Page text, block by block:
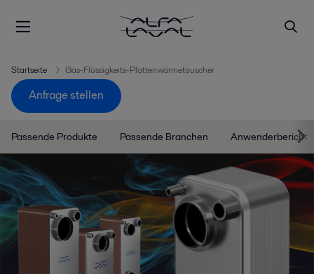
Startseite Gas-Flüssigkeits-Plattenwärmetauscher
Anfrage stellen
Passende Produkte Passende Branchen Anwenderbericht